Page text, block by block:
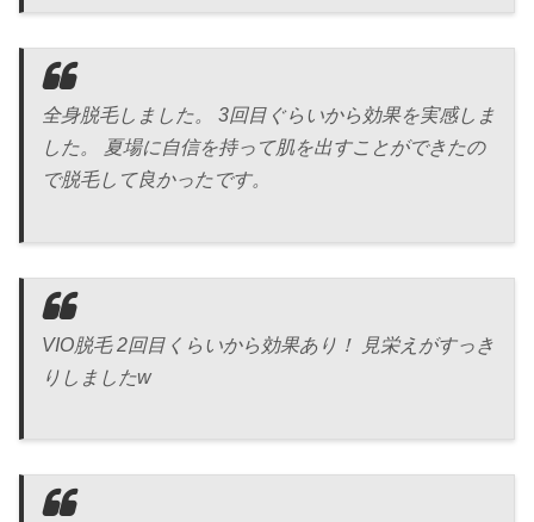
全身脱毛しました。 3回目ぐらいから効果を実感しま
した。 夏場に自信を持って肌を出すことができたの
で脱毛して良かったです。
VIO脱毛 2回目くらいから効果あり！ 見栄えがすっき
りしましたw